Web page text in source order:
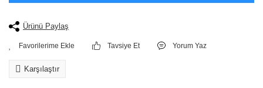
Ürünü Paylaş
Tavsiye Et Yorum Yaz
Karşılaştır